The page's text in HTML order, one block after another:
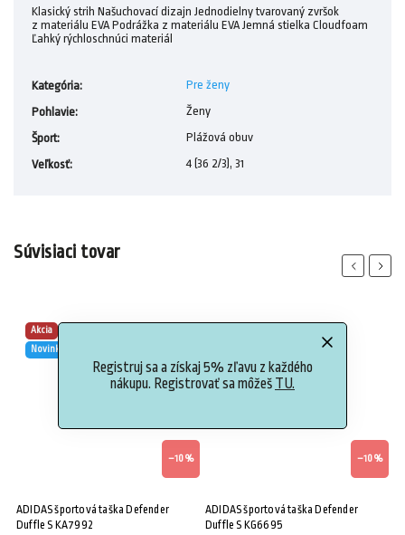
Registruj sa a získaj 5% zľavu z každého
nákupu. Registrovať sa môžeš TU.
Klasický strih Našuchovací dizajn Jednodielny tvarovaný zvršok
z materiálu EVA Podrážka z materiálu EVA Jemná stielka Cloudfoam
Ľahký rýchloschnúci materiál
Kategória:
Pre ženy
Pohlavie:
Ženy
Šport:
Plážová obuv
Veľkosť: 4 (36 2/3), 31
Súvisiaci tovar
Previous
Akcia
Novinka
–10 %
ADIDAS športová taška Defender
Duffle S KA7992
–10 %
ADIDAS športová taška Defender
Duffle S KG6695
Next